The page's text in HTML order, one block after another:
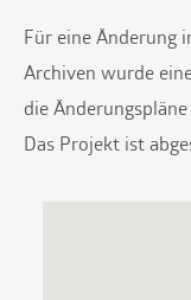
Für eine Änderung
Archiven wurde
die
Das Projekt ist